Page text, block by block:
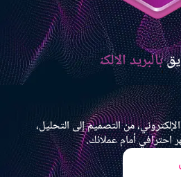
بالبريد الالكتروني
من التصميم إلى التحليل،
احترافي أمام عملائك.